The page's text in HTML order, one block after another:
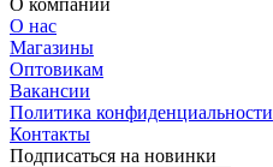
О нас
Магазины
Оптовикам
Вакансии
Политика конфиденциальности
Контакты
Подписаться на новинки